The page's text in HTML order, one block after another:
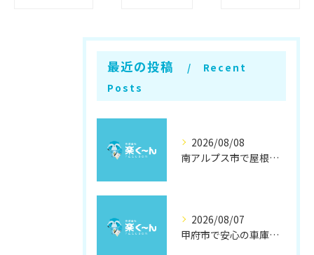
最近の投稿
Recent
Posts
2026/08/08
南アルプス市で屋根遮熱塗装の効果徹底解説
2026/08/07
甲府市で安心の車庫屋根修理方法